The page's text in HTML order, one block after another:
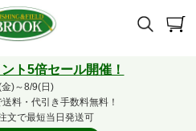
ト5倍セール開催！
)～8/9(日)
料・代引き手数料無料！
文で最短当日発送可